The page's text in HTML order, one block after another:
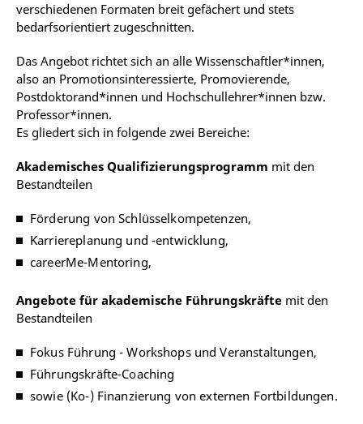
verschiedenen Formaten breit gefächert und stets
bedarfsorientiert zugeschnitten.
Das Angebot richtet sich an alle Wissenschaftler*innen,
also an Promotionsinteressierte, Promovierende,
Postdoktorand*innen und Hochschullehrer*innen bzw.
Professor*innen.
Es gliedert sich in folgende zwei Bereiche:
Akademisches Qualifizierungsprogramm mit den
Bestandteilen
Förderung von Schlüsselkompetenzen,
Karriereplanung und -entwicklung,
careerMe-Mentoring,
Angebote für akademische Führungskräfte mit den
Bestandteilen
Fokus Führung - Workshops und Veranstaltungen,
Führungskräfte-Coaching
sowie (Ko-) Finanzierung von externen Fortbildungen.